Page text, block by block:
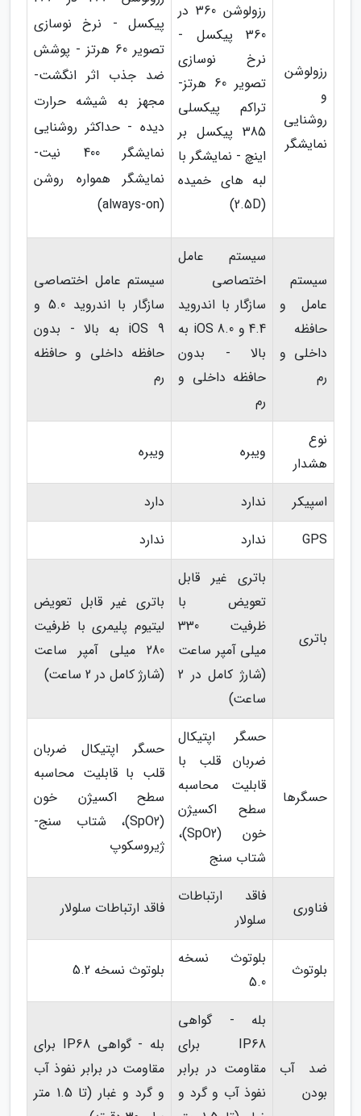
رزولوشن
و
روشنایی
نمایشگر
رزولوشن 360 در
360 پیکسل -
نرخ نوسازی
تصویر 60 هرتز-
تراکم پیکسلی
385 پیکسل بر
اینچ - نمایشگر با
لبه های خمیده
(2.5D)
پیکسل - نرخ نوسازی
تصویر 60 هرتز - پوشش
ضد جذب اثر انگشت-
مجهز به شیشه حرارت
دیده - حداکثر روشنایی
نمایشگر 400 نیت-
نمایشگر همواره روشن
(always-on)
سیستم
عامل و
حافظه
داخلی و
رم
سیستم عامل
اختصاصی
سازگار با اندروید
4.4 و iOS 8.0 به
بالا - بدون
حافظه داخلی و
رم
سیستم عامل اختصاصی
سازگار با اندروید 5.0 و
iOS 9 به بالا - بدون
حافظه داخلی و حافظه
رم
نوع
هشدار
ویبره ویبره
اسپیکر ندارد
دارد
GPS
ندارد ندارد
باتری
باتری غیر قابل
تعویض با
ظرفیت 330
میلی آمپر ساعت
(شارژ کامل در 2
ساعت)
باتری غیر قابل تعویض
لیتیوم پلیمری با ظرفیت
280 میلی آمپر ساعت
(شارژ کامل در 2 ساعت)
حسگرها
حسگر اپتیکال
ضربان قلب با
قابلیت محاسبه
سطح اکسیژن
خون (SpO2)،
شتاب سنج
حسگر اپتیکال ضربان
قلب با قابلیت محاسبه
سطح اکسیژن خون
(SpO2)، شتاب سنج-
ژیروسکوپ
فناوری
فاقد ارتباطات
سلولار
فاقد ارتباطات سلولار
بلوتوث
بلوتوث نسخه
5.0
بلوتوث نسخه 5.2
ضد آب
بودن
بله - گواهی
IP68 برای
مقاومت در برابر
نفوذ آب و گرد و
بله - گواهی IP68 برای
مقاومت در برابر نفوذ آب
و گرد و غبار (تا 1.5 متر